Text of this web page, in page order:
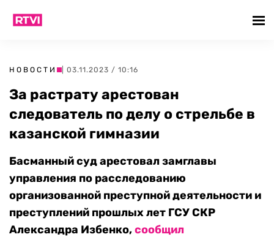
НОВОСТИ | 03.11.2023 / 10:16
За растрату арестован
следователь по делу о стрельбе в
казанской гимназии
Басманный суд арестовал замглавы
управления по расследованию
организованной преступной деятельности и
преступлений прошлых лет ГСУ СКР
Александра Избенко,сообщил